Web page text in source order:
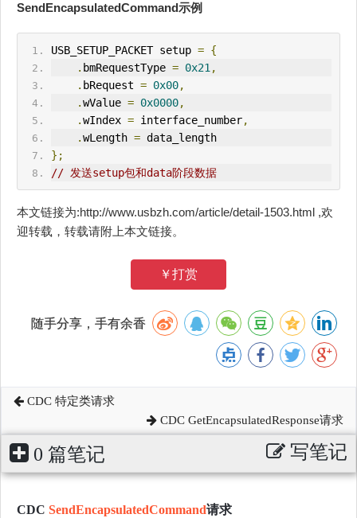
SendEncapsulatedCommand示例
USB_ SETUP_PACKET setup = {
. bmRequestType = 0x21 ,
. bRequest = 0x00,
.wValue = 0x0000,
.wIndex = interface_number,
.wLength = data_length
};
// 发送setup包和data阶段数据
本文链接为:http://www.usbzh.com/article/detail-1503.html ,欢
迎转载，转载请附上本文链接。
￥打赏
随手分享，手有余香
CDC 特定类请求
CDC GetEncapsulatedResponse请求
0 篇笔记 写笔记
CDC SendEncapsulatedCommand请求